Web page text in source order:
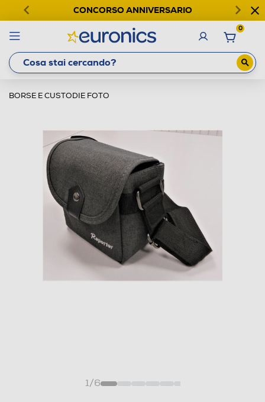
CONCORSO ANNIVERSARIO
0
BORSE E CUSTODIE FOTO
1/6